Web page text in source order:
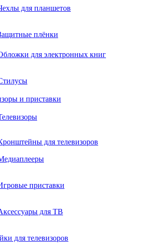
для планшетов
плёнки
для электронных книг
и приставки
для телевизоров
приставки
для ТВ
для телевизоров